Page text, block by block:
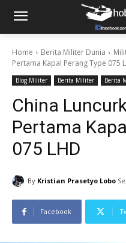
Home Berita Militer Dunia
Pertama Kapal Perang Type 075
Blog Militer Berita Militer Berita
China
Pertama
075 LHD
By Kristian Prasetyo Lobo
Facebook